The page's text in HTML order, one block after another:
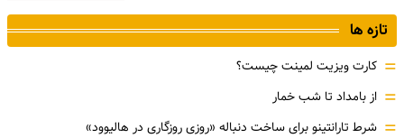
تازه ها
= کارت ویزیت لمینت چیست؟
= از بامداد تا شب خمار
= شرط تارانتینو برای ساخت دنباله «روزی روزگاری در هالیوود»